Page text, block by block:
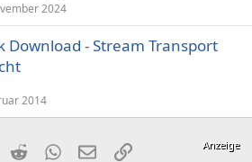
2024
Download - Stream Transport
2014
RedditWhatsApp
E-MailLink